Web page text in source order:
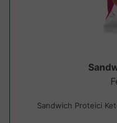
Sandwich Proteici